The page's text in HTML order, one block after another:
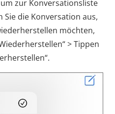
zur Konversationsliste
Sie die Konversation aus,
möchten,
> Tippen